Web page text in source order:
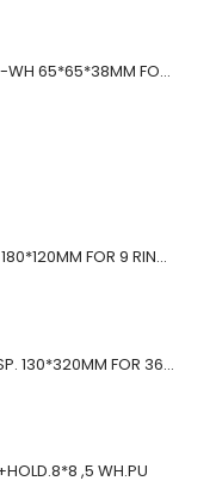
BERNS Geschenkbox GO-WH 65*65*38MM FOR SMALL SETS
BERNS ACR.RING HOLDER 180*120MM FOR 9 RINGS
BERNS ACR.OHRRINGE DISP. 130*320MM FOR 36 PAIRS
,5 WH.PU